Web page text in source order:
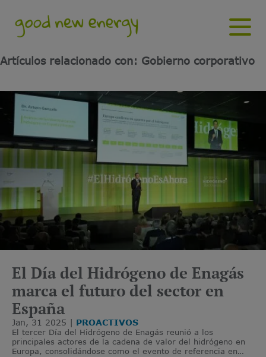
Artículos relacionado con: Gobierno corporativo
El Día del Hidrógeno de Enagás
marca el futuro del sector en
España
Jan, 31 2025 PROACTIVOS
El tercer Día del Hidrógeno de Enagás reunió a los
principales actores de la cadena de valor del hidrógeno en
Europa, consolidándose como el evento de referencia en